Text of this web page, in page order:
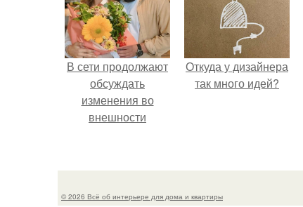
В сети продолжают
обсуждать
изменения во
внешности
Откуда у дизайнера
так много идей?
© 2026 Всё об интерьере для дома и квартиры